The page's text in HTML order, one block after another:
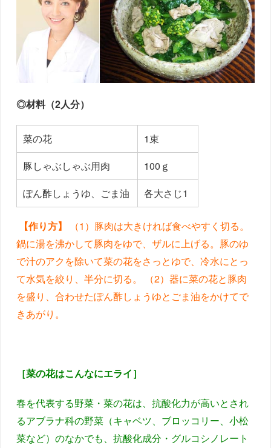
◎材料（2人分）
菜の花
1束
豚しゃぶしゃぶ用肉
100ｇ
ぽん酢しょうゆ、ごま油
各大さじ1
【作り方】
（1）豚肉は大きければ食べやすく切る。
鍋に湯を沸かして豚肉をゆで、ザルに上げる。豚のゆ
で汁のアクを除いて菜の花をさっとゆで、冷水にとっ
て水気を絞り、半分に切る。 （2）器に菜の花と豚肉
を盛り、合わせたぽん酢しょうゆとごま油をかけてで
きあがり。
［菜の花はこんなにエライ］
春を代表する野菜・菜の花は、抗酸化力が高いとされ
るアブラナ科の野菜（キャベツ、ブロッコリー、小松
菜など）のなかでも、抗酸化成分・グルコシノレート